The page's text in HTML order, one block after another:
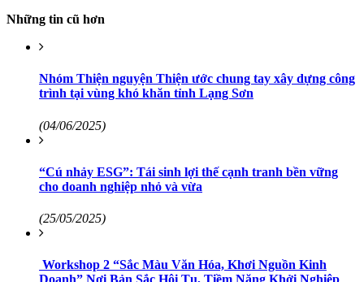
Những tin cũ hơn
Nhóm Thiện nguyện Thiện ước chung tay xây dựng công
trình tại vùng khó khăn tỉnh Lạng Sơn
(04/06/2025)
“Cú nhảy ESG”: Tái sinh lợi thế cạnh tranh bền vững
cho doanh nghiệp nhỏ và vừa
(25/05/2025)
Workshop 2 “Sắc Màu Văn Hóa, Khơi Nguồn Kinh